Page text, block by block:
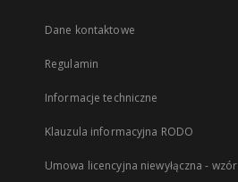
Dane kontaktowe
Regulamin
Informacje techniczne
Klauzula informacyjna RODO
Umowa licencyjna niewyłączna - wzór